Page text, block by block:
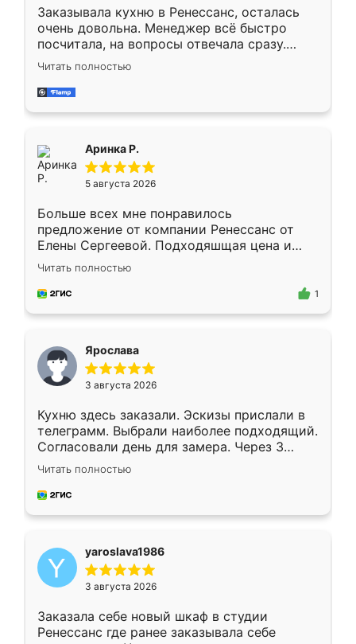
Заказывала кухню в Ренессанс, осталась
очень довольна. Менеджер всё быстро
посчитала, на вопросы отвечала сразу.
Замерщик приехал в субботу, подошёл к
делу со всей ответственностью. Собрали
за день, ребята работали аккуратно, даже
Читать полностью
Аринка Р.
5 августа 2026
Больше всех мне понравилось
предложение от компании Ренессанс от
Елены Сергеевой. Подходяшщая цена и
короткие сроки изготовления. Приехавший
для замера сотрудник Владислав
предложил по моему эскизу самый
Читать полностью
1
Ярослава
3 августа 2026
Кухню здесь заказали. Эскизы прислали в
телеграмм. Выбрали наиболее подходящий.
Согласовали день для замера. Через 3
недели кухня была уже готова. Остались
довольны работой. Спасибо Ренессанс
мебель за качественную работу!
Читать полностью
yaroslava1986
3 августа 2026
Заказала себе новый шкаф в студии
Ренессанс где ранее заказывала себе